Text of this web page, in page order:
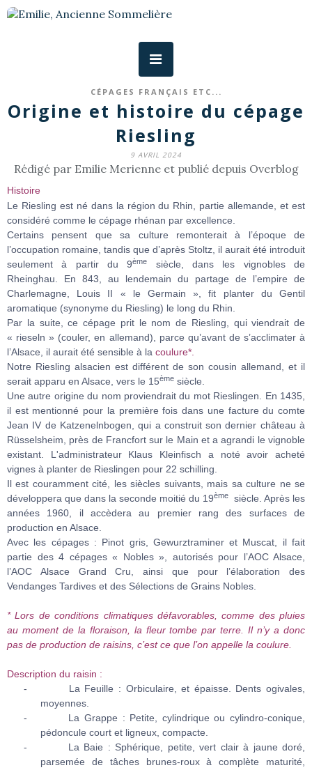
CÉPAGES FRANÇAIS ETC...
Origine et histoire du cépage
Riesling
9 AVRIL 2024
Rédigé par Emilie Merienne et publié depuis Overblog
Histoire
Le Riesling est né dans la région du Rhin, partie allemande, et est
considéré comme le cépage rhénan par excellence.
Certains pensent que sa culture remonterait à l’époque de
l’occupation romaine, tandis que d’après Stoltz, il aurait été introduit
seulement à partir du 9ème
siècle, dans les vignobles de
Rheinghau. En 843, au lendemain du partage de l’empire de
Charlemagne, Louis II « le Germain », fit planter du Gentil
aromatique (synonyme du Riesling) le long du Rhin.
Par la suite, ce cépage prit le nom de Riesling, qui viendrait de
« rieseln » (couler, en allemand), parce qu’avant de s’acclimater à
l’Alsace, il aurait été sensible à la coulure*.
Notre Riesling alsacien est différent de son cousin allemand, et il
serait apparu en Alsace, vers le 15ème siècle.
Une autre origine du nom proviendrait du mot Rieslingen. En 1435,
il est mentionné pour la première fois dans une facture du comte
Jean IV de Katzenelnbogen, qui a construit son dernier château à
Rüsselsheim, près de Francfort sur le Main et a agrandi le vignoble
existant. L'administrateur Klaus Kleinfisch a noté avoir acheté
vignes à planter de Rieslingen pour 22 schilling.
Il est couramment cité, les siècles suivants, mais sa culture ne se
développera que dans la seconde moitié du 19ème
siècle. Après les
années 1960, il accèdera au premier rang des surfaces de
production en Alsace.
Avec les cépages : Pinot gris, Gewurztraminer et Muscat, il fait
partie des 4 cépages « Nobles », autorisés pour l’AOC Alsace,
l’AOC Alsace Grand Cru, ainsi que pour l’élaboration des
Vendanges Tardives et des Sélections de Grains Nobles.
* Lors de conditions climatiques défavorables, comme des pluies
au moment de la floraison, la fleur tombe par terre. Il n’y a donc
pas de production de raisins, c’est ce que l’on appelle la coulure.
Description du raisin :
- La Feuille : Orbiculaire, et épaisse. Dents ogivales,
moyennes.
- La Grappe : Petite, cylindrique ou cylindro-conique,
pédoncule court et ligneux, compacte.
- La Baie : Sphérique, petite, vert clair à jaune doré,
parsemée de tâches brunes-roux à complète maturité,